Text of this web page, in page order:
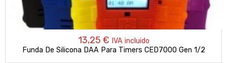
13,25 € IVA incluido
Funda De Silicona DAA Para Timers CED7000 Gen 1/2